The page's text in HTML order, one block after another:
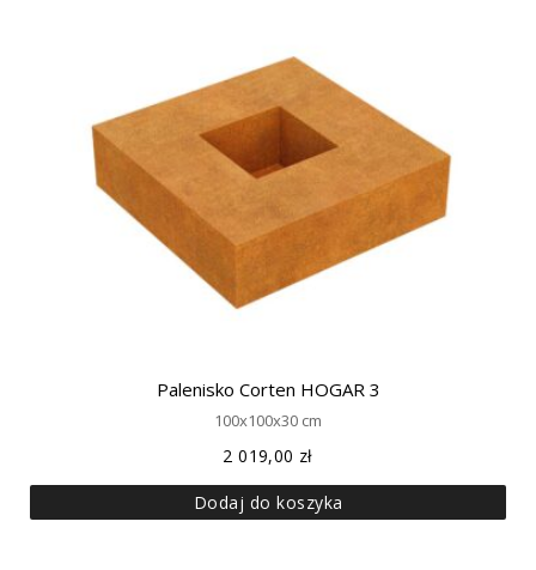
Palenisko Corten HOGAR 3
100x100x30 cm
2 019,00 zł
Dodaj do koszyka